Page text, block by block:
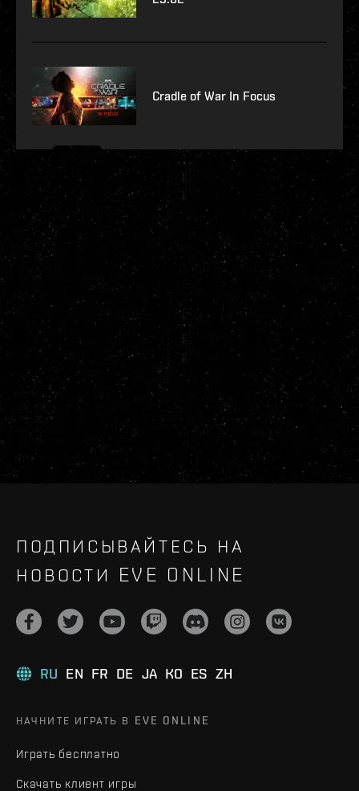
Cradle of War In Focus
ПОДПИСЫВАЙТЕСЬ НА
НОВОСТИ EVE ONLINE
RU EN FR DE JA KO ES ZH
НАЧНИТЕ ИГРАТЬ В EVE ONLINE
Играть бесплатно
Скачать клиент игры